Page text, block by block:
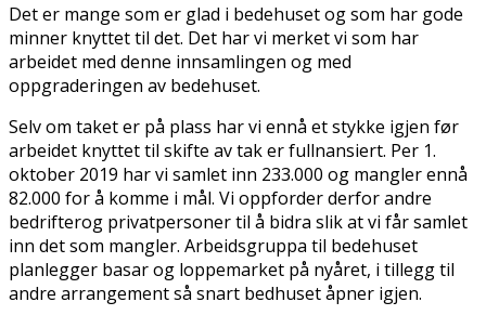
Det er mange som er glad i bedehuset og som har gode
minner knyttet til det. Det har vi merket vi som har
arbeidet med denne innsamlingen og med
oppgraderingen av bedehuset.
Selv om taket er på plass har vi ennå et stykke igjen før
arbeidet knyttet til skifte av tak er fullfinansiert. Per 1.
oktober 2019 har vi samlet inn 233.000 og mangler ennå
82.000 for å komme i mål. Vi oppforder derfor andre
bedrifterog privatpersoner til å bidra slik at vi får samlet
inn det som mangler. Arbeidsgruppa til bedehuset
planlegger basar og loppemarket på nyåret, i tillegg til
andre arrangement så snart bedhuset åpner igjen.